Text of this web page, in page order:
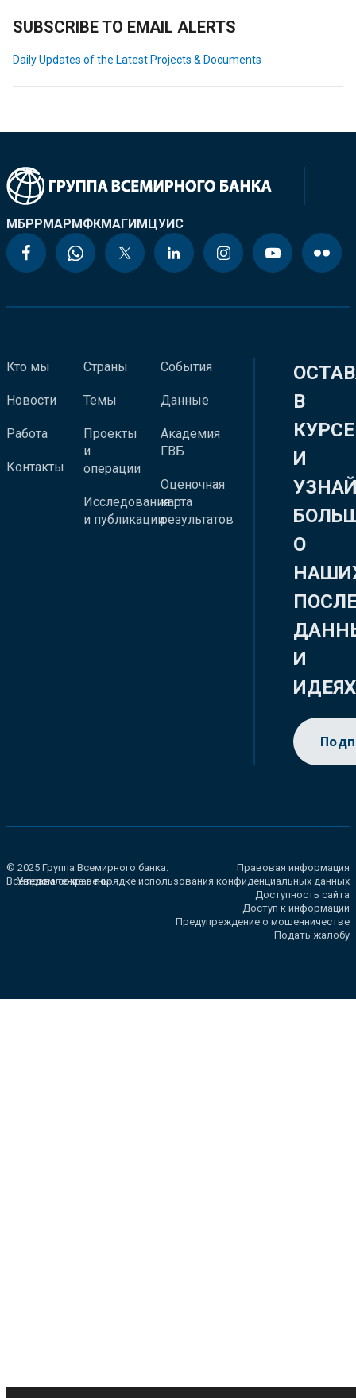
SUBSCRIBE TO EMAIL ALERTS
Daily Updates of the Latest Projects & Documents
МБРРМАРМФКМАГИМЦУИС
Кто мы
Новости
Работа
Контакты
Страны
Темы
Проекты
и
операции
Исследования
и публикации
События
Данные
Академия
ГВБ
Оценочная
карта
результатов
В
КУРСЕ
И
О
И
ИДЕЯХ
© 2025 Группа Всемирного банка.
Все права сохранены.
Правовая информация
Уведомление о порядке использования конфиденциальных данных
Доступность сайта
Доступ к информации
Предупреждение о мошенничестве
Подать жалобу